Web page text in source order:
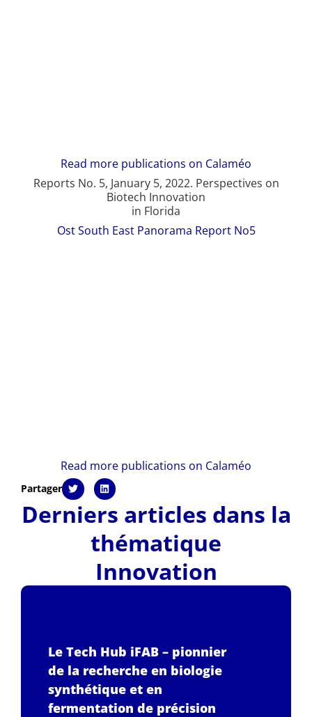
Read more publications on Calaméo
Reports No. 5, January 5, 2022. Perspectives on
Biotech Innovation
in Florida
Ost South East Panorama Report No5
Read more publications on Calaméo
Partager
Derniers articles dans la
thématique
Innovation
Le Tech Hub iFAB – pionnier
de la recherche en biologie
synthétique et en
fermentation de précision